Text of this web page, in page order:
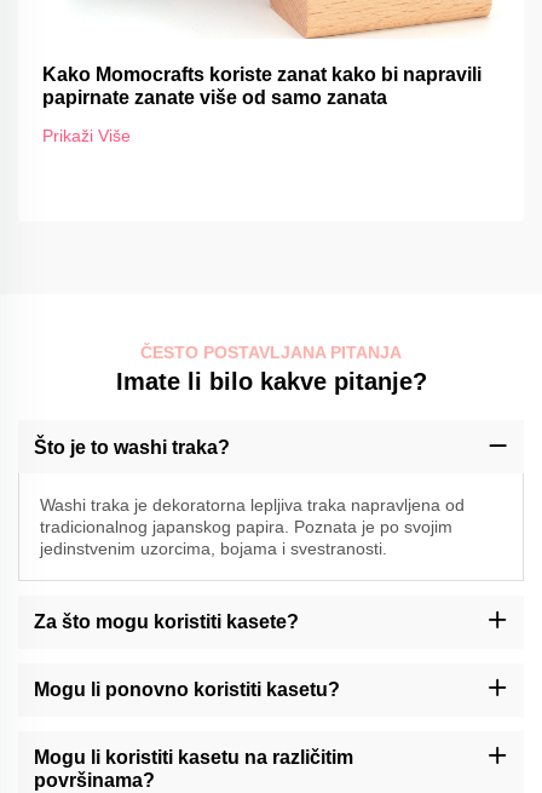
Kako Momocrafts koriste zanat kako bi napravili
papirnate zanate više od samo zanata
Prikaži Više
ČESTO POSTAVLJANA PITANJA
Imate li bilo kakve pitanje?
Što je to washi traka?
Washi traka je dekoratorna lepljiva traka napravljena od
tradicionalnog japanskog papira. Poznata je po svojim
jedinstvenim uzorcima, bojama i svestranosti.
Za što mogu koristiti kasete?
časopisa, scrapbooking, pakiranje poklona, stvaranje umjetničkih
djela i dodavanje naglasaka za zanat ili uređenje kuće.
Mogu li ponovno koristiti kasetu?
ponovnu upotrebu. Međutim, može se ukloniti i s pažnjom
postaviti na određene površine.
Mogu li koristiti kasetu na različitim
površinama?